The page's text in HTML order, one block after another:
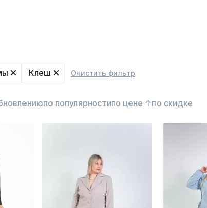
Клеш Очистить фильтр
по популярностипо цене ↑по скидке